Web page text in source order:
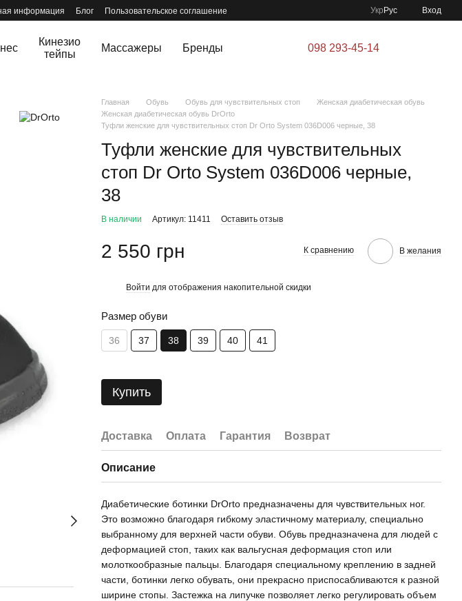
информация Блог Пользовательское соглашение Укр Рус Вход
Кинезио
тейпы
Массажеры Бренды 098 293-45-14
Главная Обувь Обувь для чувствительных стоп
Женская диабетическая обувь
Женская диабетическая обувь DrOrto
Туфли женские для чувствительных стоп Dr Orto System 036D006 черные, 38
Туфли женские для чувствительных
стоп Dr Orto System 036D006 черные,
38
В наличии Артикул: 11411 Оставить отзыв
2 550 грн К сравнению В желания
Войти для отображения накопительной скидки
Размер обуви
36 37 38 39 40 41
Купить
Доставка Оплата Гарантия Возврат
Описание
Диабетические ботинки DrOrto предназначены для чувствительных ног.
Это возможно благодаря гибкому эластичному материалу, специально
выбранному для верхней части обуви. Обувь предназначена для людей с
деформацией стоп, таких как вальгусная деформация стоп или
молоткообразные пальцы. Благодаря специальному креплению в задней
части, ботинки легко обувать, они прекрасно приспосабливаются к разной
ширине стопы. Застежка на липучке позволяет легко регулировать объем